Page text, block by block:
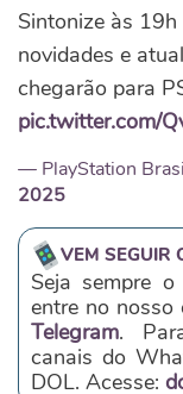
Sintonize às
novidades e
chegarão para
pic.twitter.com/
— PlayStation
2025
VEM SEGUIR
Seja sempre
entre no
Telegram.
canais do
DOL. Acesse: